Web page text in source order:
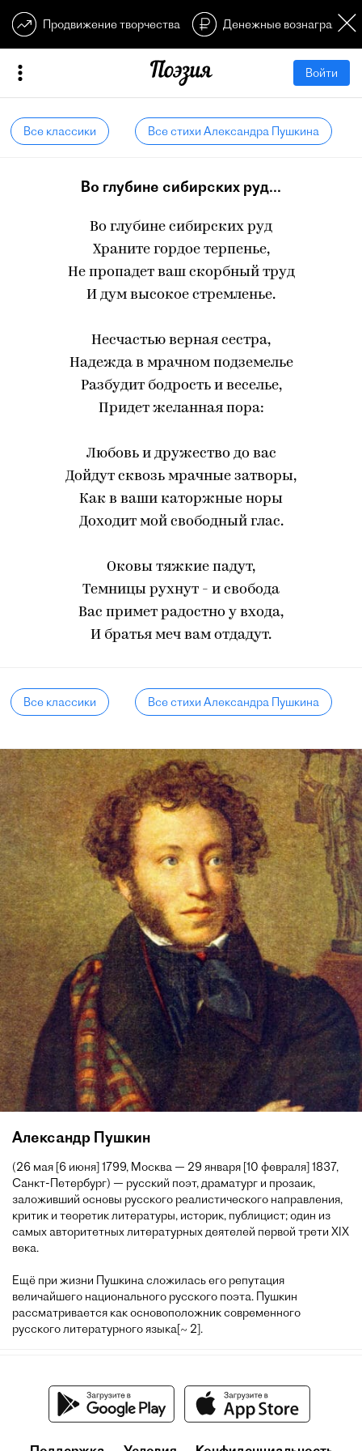
Продвижение творчества Денежные
Войти
Все классики Все стихи Александра Пушкина
Во глубине сибирских руд...
Во глубине сибирских руд
Храните гордое терпенье,
Не пропадет ваш скорбный труд
И дум высокое стремленье.
Несчастью верная сестра,
Надежда в мрачном подземелье
Разбудит бодрость и веселье,
Придет желанная пора:
Любовь и дружество до вас
Дойдут сквозь мрачные затворы,
Как в ваши каторжные норы
Доходит мой свободный глас.
Оковы тяжкие падут,
Темницы рухнут - и свобода
Вас примет радостно у входа,
И братья меч вам отдадут.
Все классики Все стихи Александра Пушкина
Александр Пушкин
(26 мая [6 июня] 1799, Москва — 29 января [10 февраля] 1837,
Санкт-Петербург) — русский поэт, драматург и прозаик,
заложивший основы русского реалистического направления,
критик и теоретик литературы, историк, публицист; один из
самых авторитетных литературных деятелей первой трети XIX
века.
Ещё при жизни Пушкина сложилась его репутация
величайшего национального русского поэта. Пушкин
рассматривается как основоположник современного
русского литературного языка[~ 2].